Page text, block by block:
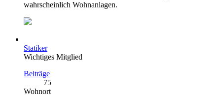
wahrscheinlich Wohnanlagen.
Statiker
Wichtiges Mitglied
Beiträge
75
Wohnort